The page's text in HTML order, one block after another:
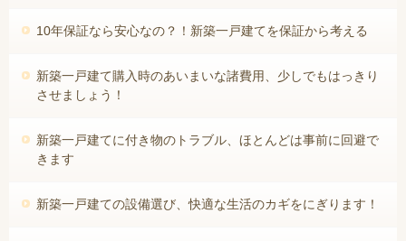
10年保証なら安心なの？！新築一戸建てを保証から考える
新築一戸建て購入時のあいまいな諸費用、少しでもはっきり
させましょう！
新築一戸建てに付き物のトラブル、ほとんどは事前に回避で
きます
新築一戸建ての設備選び、快適な生活のカギをにぎります！